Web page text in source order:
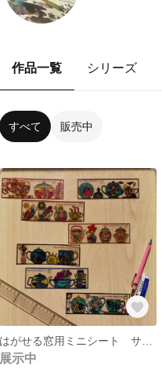
作品一覧 シリーズ
すべて 販売中
展示中